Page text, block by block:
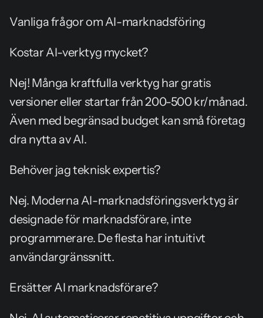
Vanliga frågor om AI-marknadsföring
Kostar AI-verktyg mycket?
Nej! Många kraftfulla verktyg har gratis
versioner eller startar från 200-500 kr/månad.
Även med begränsad budget kan små företag
dra nytta av AI.
Behöver jag teknisk expertis?
Nej. Moderna AI-marknadsföringsverktyg är
designade för marknadsförare, inte
programmerare. De flesta har intuitivt
användargränssnitt.
Ersätter AI marknadsförare?